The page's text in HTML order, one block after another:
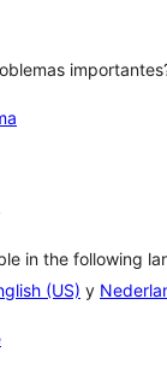
in the following
(US) y